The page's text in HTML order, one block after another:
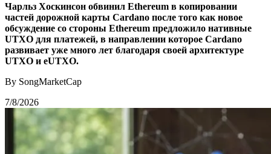
Чарльз Хоскинсон обвинил Ethereum в копировании
частей дорожной карты Cardano после того как новое
обсуждение со стороны Ethereum предложило нативные
UTXO для платежей, в направлении которое Cardano
развивает уже много лет благодаря своей архитектуре
UTXO и eUTXO.
By SongMarketCap
7/8/2026